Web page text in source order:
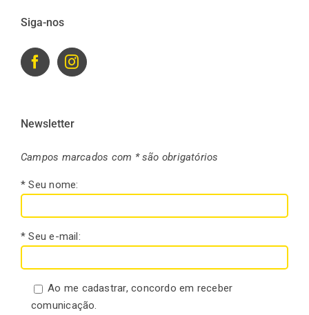
Siga-nos
Newsletter
Campos marcados com * são obrigatórios
* Seu nome:
* Seu e-mail:
Ao me cadastrar, concordo em receber
comunicação.